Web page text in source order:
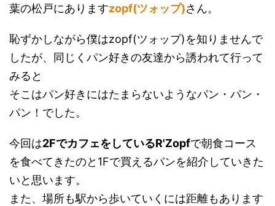
葉の松戸にありますzopf(ツォップ)さん。
恥ずかしながら僕はzopf(ツォップ)を知りませんで
したが、同じくパン好きの友達から誘われて行って
みると
そこはパン好きにはたまらないようなパン・パン・
パン！でした。
今回は2FでカフェをしているR'Zopfで朝食コース
を食べてきたのと1Fで買えるパンを紹介していきた
いと思います。
また、場所も駅から歩いていくには距離もあります